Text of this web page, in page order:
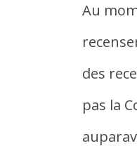
Au
des
pas la